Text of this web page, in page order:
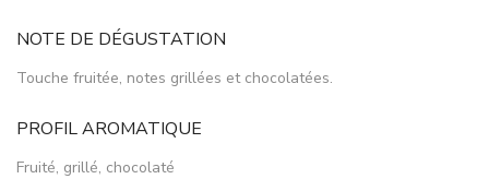
NOTE DE DÉGUSTATION
Touche fruitée, notes grillées et chocolatées.
PROFIL AROMATIQUE
Fruité, grillé, chocolaté